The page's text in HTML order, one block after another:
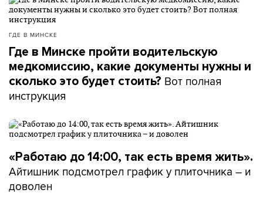
ГДЕ В МИНСКЕ
Где в Минске пройти водительскую
медкомиссию, какие документы нужны и
сколько это будет стоить? Вот полная
инструкция
«Работаю до 14:00, так есть время жить».
Айтишник подсмотрел график у плиточника – и
доволен